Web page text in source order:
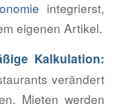
integrierst,
eigenen Artikel.
Kalkulation:
verändert
Mieten werden